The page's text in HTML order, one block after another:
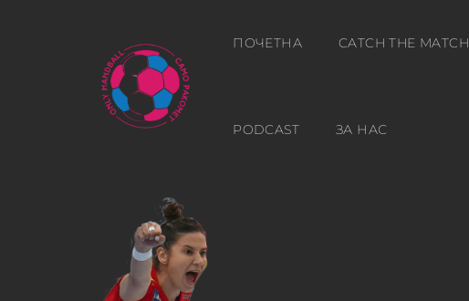
ПОЧЕТНА CATCH THE MATCH
PODCAST ЗА НАС